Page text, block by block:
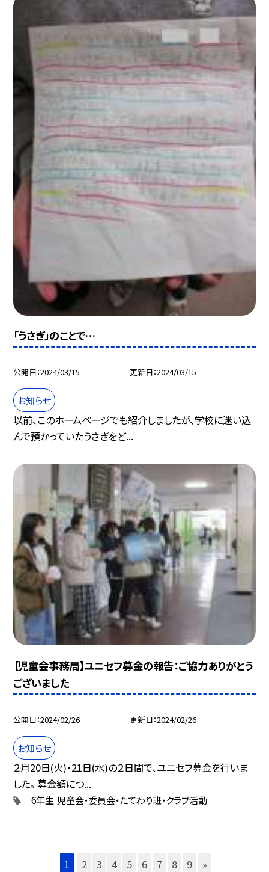
「うさぎ」のことで…
公開日 2024/03/15 更新日 2024/03/15
お知らせ
以前、このホームページでも紹介しましたが、学校に迷い込
んで預かっていたうさぎをど...
【児童会事務局】ユニセフ募金の報告：ご協力ありがとう
ございました
公開日 2024/02/26 更新日 2024/02/26
お知らせ
２月20日(火)・21日(水)の２日間で、ユニセフ募金を行いま
した。 募金額につ...
6年生 児童会・委員会・たてわり班・クラブ活動
1 2 3 4 5 6 7 8 9 »